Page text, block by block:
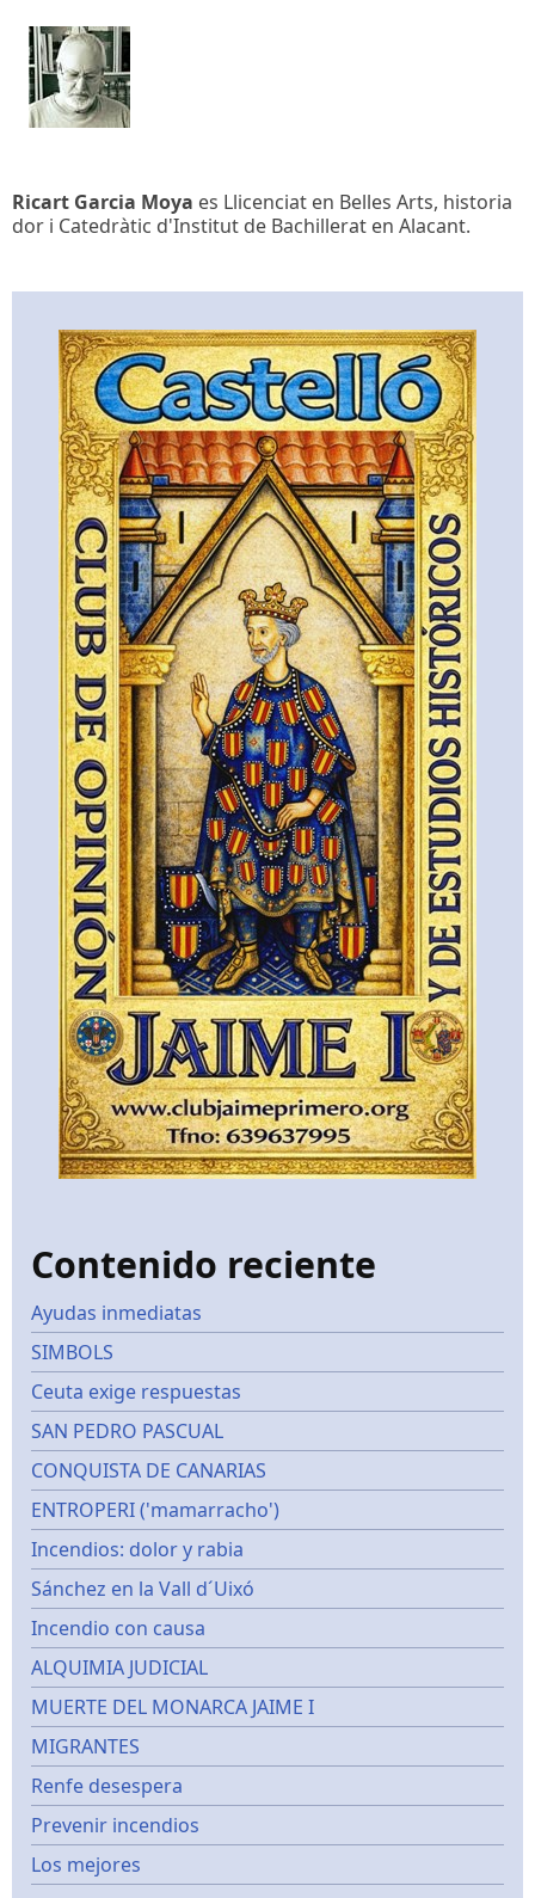
Ricart Garcia Moya es Llicenciat en Belles Arts, historia
dor i Catedràtic d'Institut de Bachillerat en Alacant.
Contenido reciente
Ayudas inmediatas
SIMBOLS
Ceuta exige respuestas
SAN PEDRO PASCUAL
CONQUISTA DE CANARIAS
ENTROPERI ('mamarracho')
Incendios: dolor y rabia
Sánchez en la Vall d´Uixó
Incendio con causa
ALQUIMIA JUDICIAL
MUERTE DEL MONARCA JAIME I
MIGRANTES
Renfe desespera
Prevenir incendios
Los mejores